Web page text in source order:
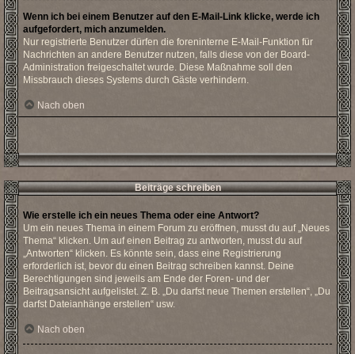
Wenn ich bei einem Benutzer auf den E-Mail-Link klicke, werde ich
aufgefordert, mich anzumelden.
Nur registrierte Benutzer dürfen die foreninterne E-Mail-Funktion für
Nachrichten an andere Benutzer nutzen, falls diese von der Board-
Administration freigeschaltet wurde. Diese Maßnahme soll den
Missbrauch dieses Systems durch Gäste verhindern.
Nach oben
Beiträge schreiben
Wie erstelle ich ein neues Thema oder eine Antwort?
Um ein neues Thema in einem Forum zu eröffnen, musst du auf „Neues
Thema“ klicken. Um auf einen Beitrag zu antworten, musst du auf
„Antworten“ klicken. Es könnte sein, dass eine Registrierung
erforderlich ist, bevor du einen Beitrag schreiben kannst. Deine
Berechtigungen sind jeweils am Ende der Foren- und der
Beitragsansicht aufgelistet. Z. B. „Du darfst neue Themen erstellen“, „Du
darfst Dateianhänge erstellen“ usw.
Nach oben